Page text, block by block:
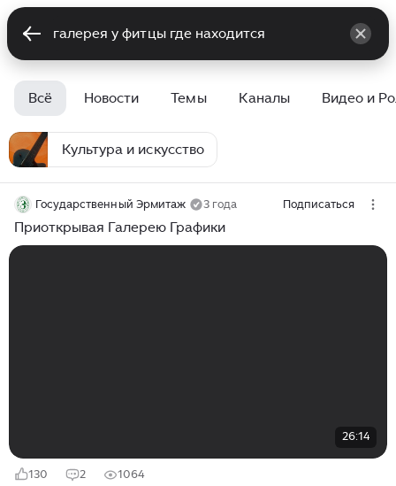
Всё Новости Темы Каналы Видео и
Культура и искусство
Государственный Эрмитаж 3 года Подписаться
Приоткрывая Галерею Графики
26:14
130 2 1064